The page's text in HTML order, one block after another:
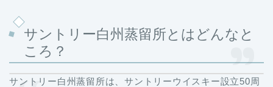
サントリー白州蒸留所とはどんなと
ころ？
サントリー白州蒸留所は、サントリーウイスキー設立50周